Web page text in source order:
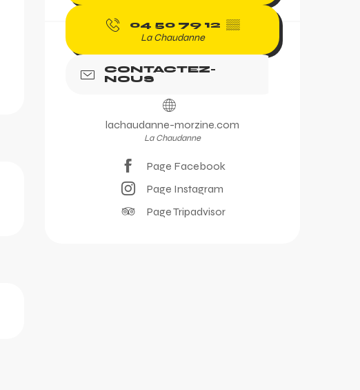
04 50 79 12 ▒▒
La Chaudanne
CONTACTEZ-
NOUS
lachaudanne-morzine.com
La Chaudanne
Page Facebook
Page Instagram
Page Tripadvisor